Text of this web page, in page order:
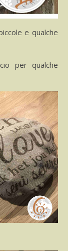
e qualche
per qualche